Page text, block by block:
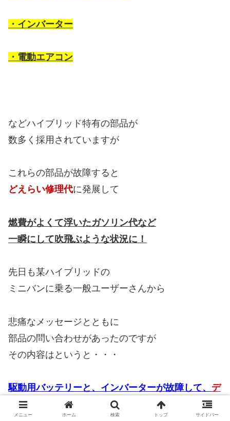
・インバーター
・電動エアコン
などハイブリッド特有の部品が
数多く採用されていますが
これらの部品が故障すると
どえらい修理代に発展して
燃費がよくて浮いたガソリン代など
一瞬にして吹飛ぶような状況に！
先日も某ハイブリッドの
ミニバンに乗る一般ユーザーさんから
悲痛なメッセージとともに
部品の問い合わせがあったのですが
その内容はというと・・・
駆動用バッテリーと、インバーターが故障して、 デ
ィーラーで82万と言われました。
あまりにも高いの
メニュー ホーム 検索 トップ サイドバー